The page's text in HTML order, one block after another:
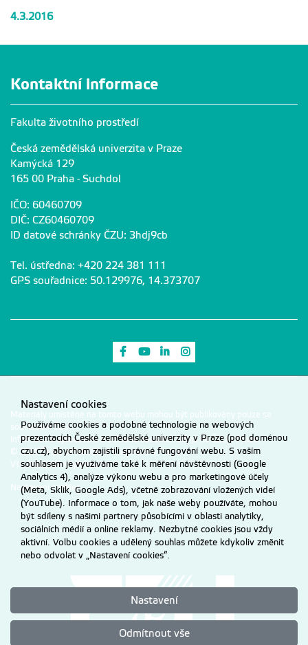
4.3.2016
Kontaktní informace
Fakulta životního prostředí
Česká zemědělská univerzita v Praze
Kamýcká 129
165 00 Praha - Suchdol
IČO: 60460709
DIČ: CZ60460709
ID datové schránky ČZU: 3hdj9cb
Tel. ústředna: +420 224 381 111
GPS souřadnice: 50.129976, 14.373707
Odkaz na Facebook
Odkaz na Youtube
Odkaz na LinkedIn
Materiály umístěné na tomto webu mohou být publikovány pouze se
souhlasem ČZU.
Informace o zpracování a ochraně osobních údajů na ČZU v Praze.
© 2026 Česká zemědělská univerzita v Praze
Všechna práva vyhrazena
Nastavení cookies
Nastavení cookies
Používáme cookies a podobné technologie na webových
prezentacích České zemědělské univerzity v Praze (pod doménou
czu.cz), abychom zajistili správné fungování webu. S vaším
souhlasem je využíváme také k měření návštěvnosti (Google
Analytics 4), analýze výkonu webu a pro marketingové účely
(Meta, Sklik, Google Ads), včetně zobrazování vložených videí
(YouTube). Informace o tom, jak naše weby používáte, mohou
být sdíleny s našimi partnery působícími v oblasti analytiky,
sociálních médií a online reklamy. Nezbytné cookies jsou vždy
aktivní. Volbu cookies a udělený souhlas můžete kdykoliv změnit
nebo odvolat v „Nastavení cookies“.
Nastavení
Odmítnout vše